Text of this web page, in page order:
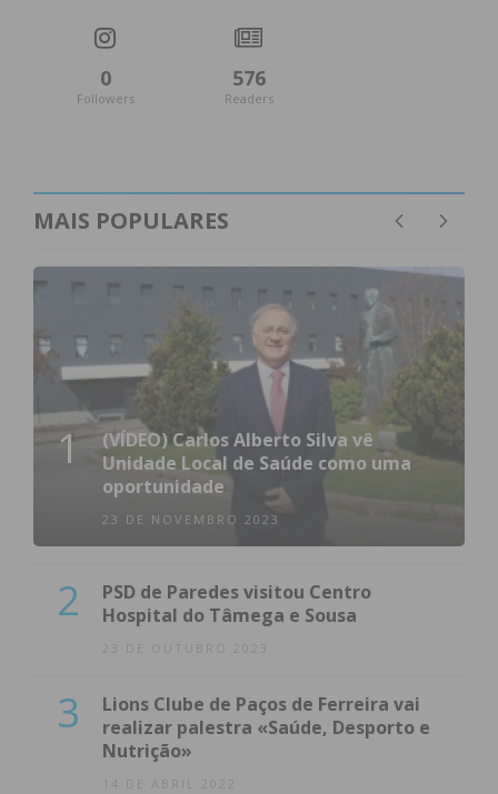
0
Followers
576
Readers
MAIS POPULARES
1
(VÍDEO) Carlos Alberto Silva vê
Unidade Local de Saúde como uma
oportunidade
23 DE NOVEMBRO 2023
2
PSD de Paredes visitou Centro
Hospital do Tâmega e Sousa
23 DE OUTUBRO 2023
3
Lions Clube de Paços de Ferreira vai
realizar palestra «Saúde, Desporto e
Nutrição»
14 DE ABRIL 2022